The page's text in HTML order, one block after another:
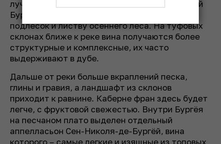
лучшие экземпляры уходят в сторону красной
Бургундии и развиваются со временем в
подлесок и листву осеннего леса. На туфовых
склонах ближе к реке вина получаются более
структурные и комплексные, их часто
выдерживают в дубе.
Дальше от реки больше вкраплений песка,
глины и гравия, а ландшафт из склонов
приходит к равнине. Каберне фран здесь будет
легче, с фруктовой свежестью. Внутри Бургёя
на песчаном плато выделен отдельный
аппелласьон Сен-Николя-де-Бургёй, вина